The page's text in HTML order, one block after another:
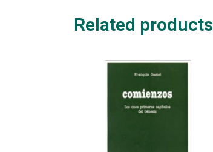
Related products